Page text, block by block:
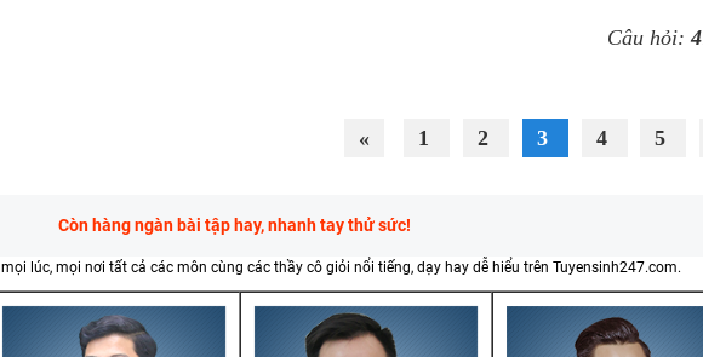
Câu hỏi:
« 1 2 3 4 5
Còn hàng ngàn bài tập hay, nhanh tay thử sức!
mọi lúc, mọi nơi tất cả các môn cùng các thầy cô giỏi nổi tiếng, dạy hay dễ hiểu trên Tuyensinh247.com.